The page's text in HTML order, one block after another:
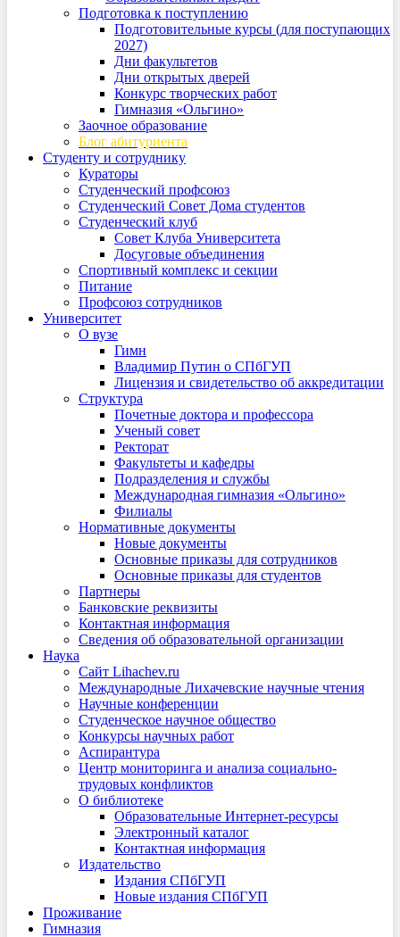
Подготовка к поступлению
Подготовительные курсы (для поступающих
2027)
Дни факультетов
Дни открытых дверей
Конкурс творческих работ
Гимназия «Ольгино»
Заочное образование
Блог абитуриента
Студенту и сотруднику
Кураторы
Студенческий профсоюз
Студенческий Совет Дома студентов
Студенческий клуб
Совет Клуба Университета
Досуговые объединения
Спортивный комплекс и секции
Питание
Профсоюз сотрудников
Университет
О вузе
Гимн
Владимир Путин о СПбГУП
Лицензия и свидетельство об аккредитации
Структура
Почетные доктора и профессора
Ученый совет
Ректорат
Факультеты и кафедры
Подразделения и службы
Международная гимназия «Ольгино»
Филиалы
Нормативные документы
Новые документы
Основные приказы для сотрудников
Основные приказы для студентов
Партнеры
Банковские реквизиты
Контактная информация
Сведения об образовательной организации
Наука
Сайт Lihachev.ru
Международные Лихачевские научные чтения
Научные конференции
Студенческое научное общество
Конкурсы научных работ
Аспирантура
Центр мониторинга и анализа социально-
трудовых конфликтов
О библиотеке
Образовательные Интернет-ресурсы
Электронный каталог
Контактная информация
Издательство
Издания СПбГУП
Новые издания СПбГУП
Проживание
Гимназия